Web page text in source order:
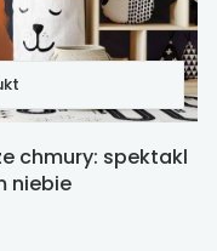
chmury: spektakl
niebie